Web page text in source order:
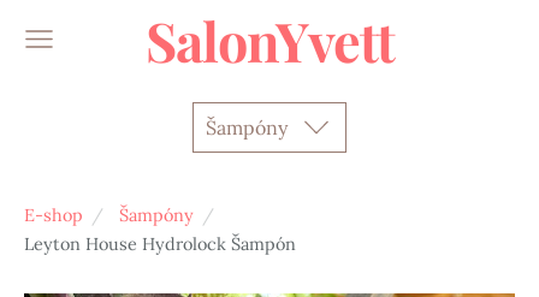
SalonYvett
Šampóny
E-shop
Šampóny
Leyton House Hydrolock Šampón